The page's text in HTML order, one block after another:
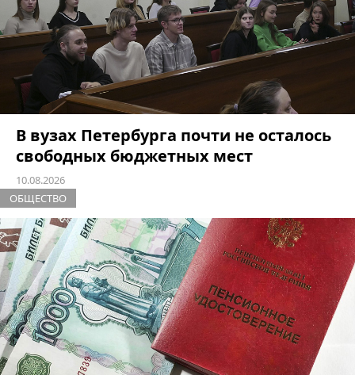
В вузах Петербурга почти не осталось
свободных бюджетных мест
10.08.2026
ОБЩЕСТВО